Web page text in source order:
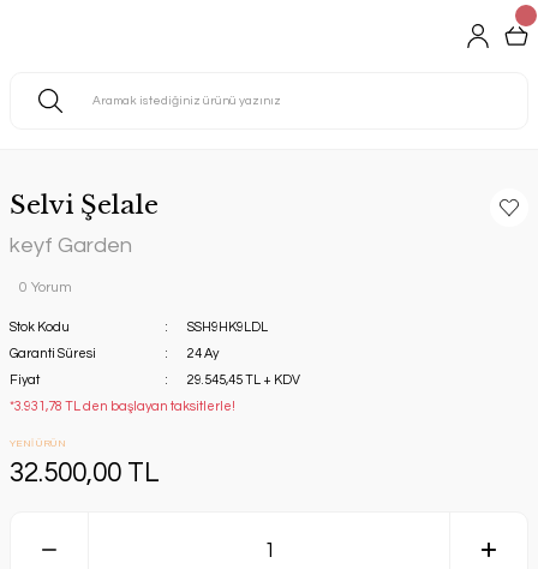
Selvi Şelale
keyf Garden
0 Yorum
Stok Kodu
SSH9HK9LDL
Garanti Süresi
24 Ay
Fiyat
29.545,45 TL + KDV
*3.931,78 TL den başlayan taksitlerle!
YENİ ÜRÜN
32.500,00 TL